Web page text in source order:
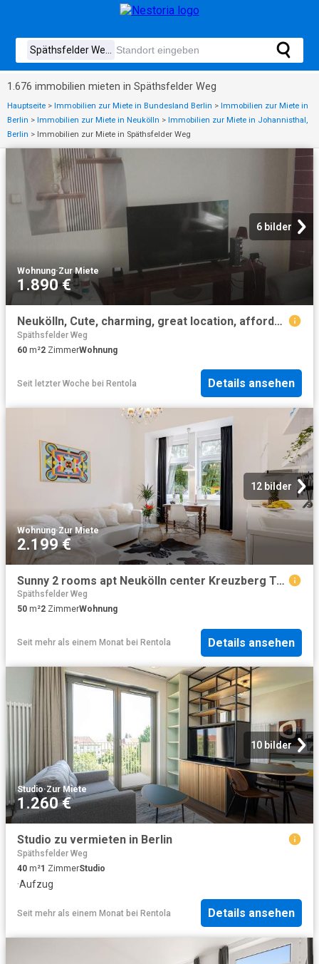
1.676 immobilien mieten in Späthsfelder Weg
Hauptseite > Immobilien zur Miete in Bundesland Berlin > Immobilien zur Miete in
Berlin > Immobilien zur Miete in Neukölln > Immobilien zur Miete in Johannisthal,
Berlin > Immobilien zur Miete in Späthsfelder Weg
6 bilder
Wohnung·Zur Miete
1.890 €
Neukölln, Cute, charming, great location, affordable, Berlin Amsterdam Apartments for Rent
Späthsfelder Weg
60 m²2 ZimmerWohnung
Seit letzter Woche bei Rentola Details ansehen
12 bilder
Wohnung·Zur Miete
2.199 €
Sunny 2 rooms apt Neukölln center Kreuzberg Tempelhof Field
Späthsfelder Weg
50 m²2 ZimmerWohnung
Seit mehr als einem Monat bei Rentola Details ansehen
10 bilder
Studio·Zur Miete
1.260 €
Studio zu vermieten in Berlin
Späthsfelder Weg
40 m²1 ZimmerStudio
·Aufzug
Seit mehr als einem Monat bei Rentola Details ansehen